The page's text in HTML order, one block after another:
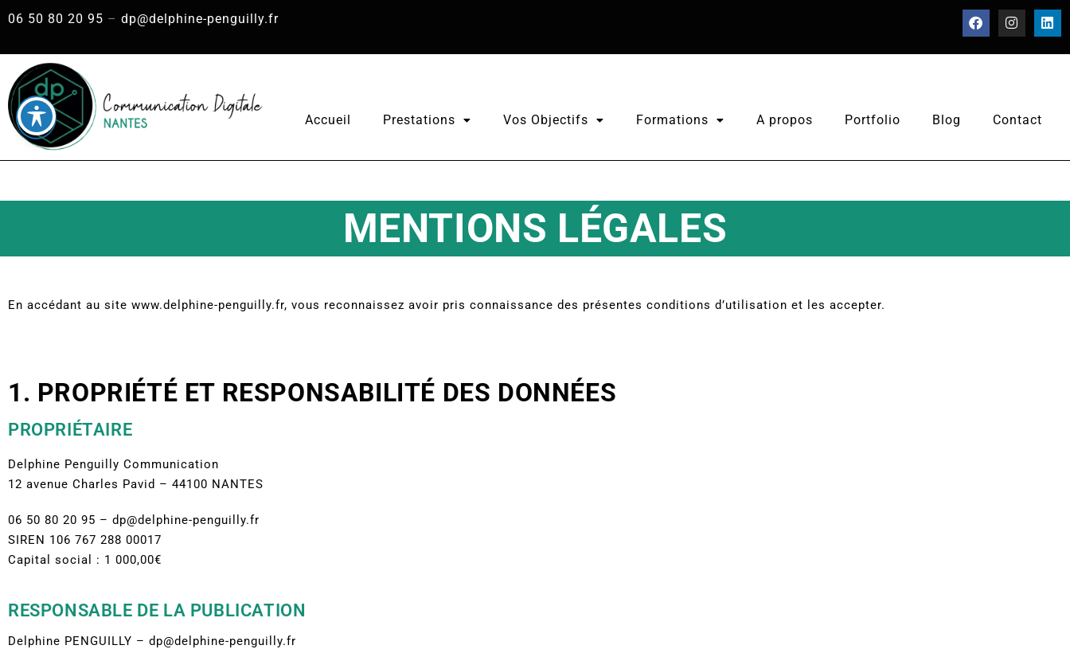
06 50 80 20 95 – dp@delphine-penguilly.fr
Accueil Prestations Vos Objectifs Formations A propos Portfolio Blog Contact
MENTIONS LÉGALES
En accédant au site www.delphine-penguilly.fr, vous reconnaissez avoir pris connaissance des présentes conditions d’utilisation et les accepter.
1. PROPRIÉTÉ ET RESPONSABILITÉ DES DONNÉES
PROPRIÉTAIRE
Delphine Penguilly Communication
12 avenue Charles Pavid – 44100 NANTES
06 50 80 20 95 – dp@delphine-penguilly.fr
SIREN 106 767 288 00017
Capital social : 1 000,00€
RESPONSABLE DE LA PUBLICATION
Delphine PENGUILLY – dp@delphine-penguilly.fr